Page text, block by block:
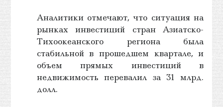
Аналитики отмечают, что ситуация на
рынках инвестиций стран Азиатско-
Тихоокеанского региона была
стабильной в прошедшем квартале, и
объем прямых инвестиций в
недвижимость перевалил за 31 млрд.
долл.